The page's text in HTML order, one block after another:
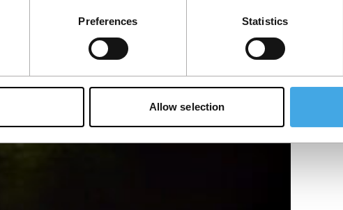
Preferences Statistics
Allow selection